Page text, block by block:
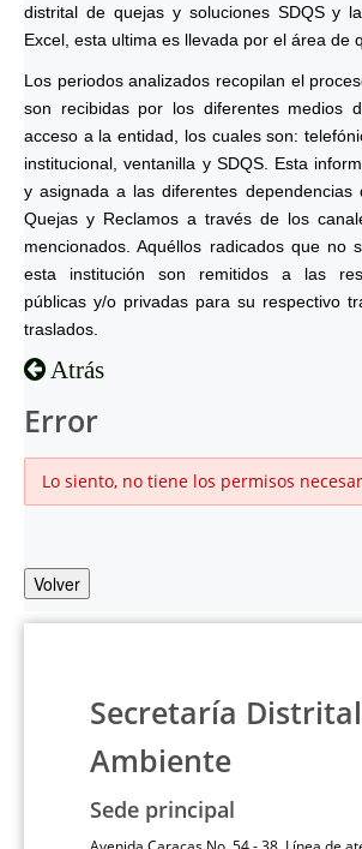
distrital de quejas y soluciones SDQS y
Excel, esta ultima es llevada por el área de
Los periodos analizados recopilan el
son recibidas por los diferentes medios
acceso a la entidad, los cuales son:
institucional, ventanilla y SDQS. Esta
y asignada a las diferentes dependencias
Quejas y Reclamos a través de los
mencionados. Aquéllos radicados que no
esta institución son remitidos a las
públicas y/o privadas para su respectivo
traslados.
Atrás
Error
Lo siento, no tiene los permisos
Volver
Secretaría
Ambiente
Sede principal